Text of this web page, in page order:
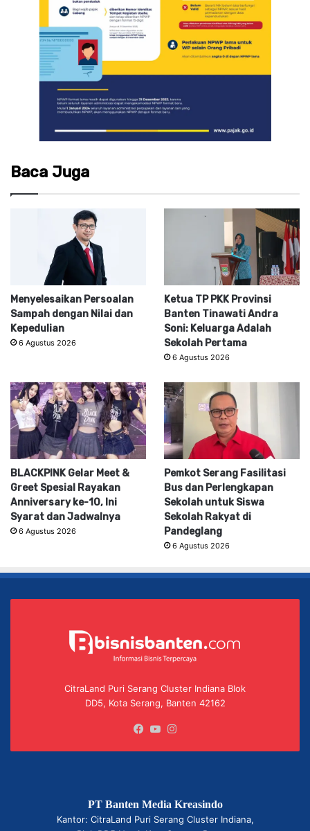
Baca Juga
Menyelesaikan Persoalan
Sampah dengan Nilai dan
Kepedulian
6 Agustus 2026
Ketua TP PKK Provinsi
Banten Tinawati Andra
Soni: Keluarga Adalah
Sekolah Pertama
6 Agustus 2026
BLACKPINK Gelar Meet &
Greet Spesial Rayakan
Anniversary ke-10, Ini
Syarat dan Jadwalnya
6 Agustus 2026
Pemkot Serang Fasilitasi
Bus dan Perlengkapan
Sekolah untuk Siswa
Sekolah Rakyat di
Pandeglang
6 Agustus 2026
CitraLand Puri Serang Cluster Indiana Blok
DD5, Kota Serang, Banten 42162
Facebook
YouTube
PT Banten Media Kreasindo
Kantor: CitraLand Puri Serang Cluster Indiana,